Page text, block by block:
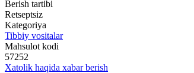
Berish tartibi
Retseptsiz
Kategoriya
Tibbiy vositalar
Mahsulot kodi
57252
Xatolik haqida xabar berish